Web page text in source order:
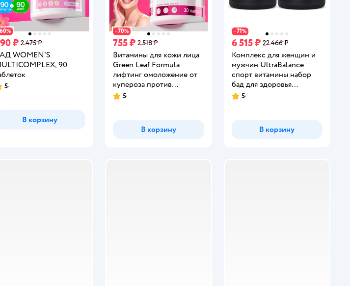
%
₽ 2 475 ₽
WOMEN'S
90
5
В корзину
−70%
755 ₽ 2 518 ₽
Витамины для кожи лица
Green Leaf Formula
лифтинг омоложение от
купероза против
старения для женщин
Рейтинг:
5
В корзину
−71 %
6 515 ₽ 22 466 ₽
Комплекс для женщин и
мужчин UltraBalance
спорт витамины набор
бад для здоровья
взрослых 120 таблеток
Рейтинг:
5
В корзину